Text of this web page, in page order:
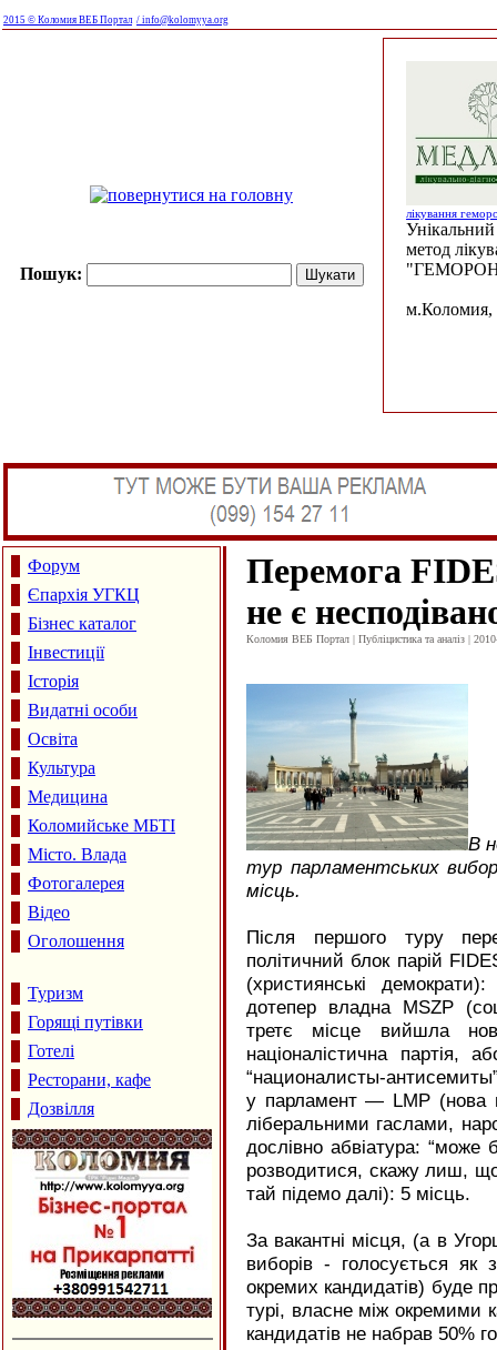
2015 © Коломия ВЕБ Портал / info@kolomyya.org
Пошук:
лікування
Унікальний
метод
м.Коломия,
Форум
Єпархія УГКЦ
Бізнес каталог
Інвестиції
Історія
Видатні особи
Освіта
Культура
Медицина
Коломийське МБТІ
Місто. Влада
Фотогалерея
Відео
Оголошення
Туризм
Горящі путівки
Готелі
Ресторани, кафе
Дозвілля
Перемога
не є
Коломия ВЕБ Портал | Публіцистика та аналіз |
В
тур парламентських
місць.
Після першого туру
політичний блок парій
(християнські
дотепер владна MSZP
третє місце вийшла
націоналістична партія,
“националисты-
у парламент — LMP (нова
ліберальними гаслами,
дослівно абвіатура: “може
розводитися, скажу лиш,
тай підемо далі): 5 місць.
За вакантні місця, (а в
виборів - голосується як
окремих кандидатів) буде
турі, власне між окремими
кандидатів не набрав 50%